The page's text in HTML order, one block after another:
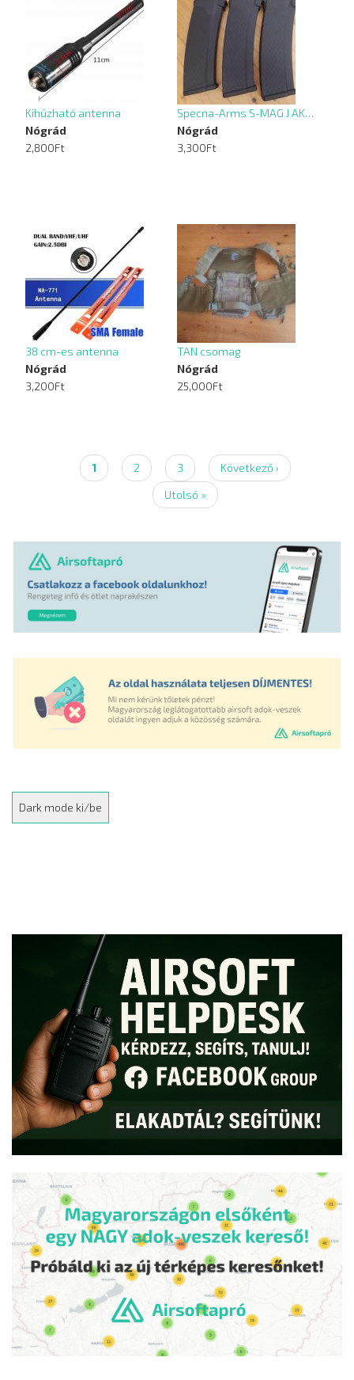
Kihúzható antenna
Nógrád
2,800Ft
Specna-Arms S-MAG J AK…
Nógrád
3,300Ft
38 cm-es antenna
Nógrád
3,200Ft
TAN csomag
Nógrád
25,000Ft
OldalszámozásJelenlegi
oldal
1 Page
2 Page
3
Következő
oldal
Következő ›
Utolsó
oldal
Utolsó »
Dark mode ki/be